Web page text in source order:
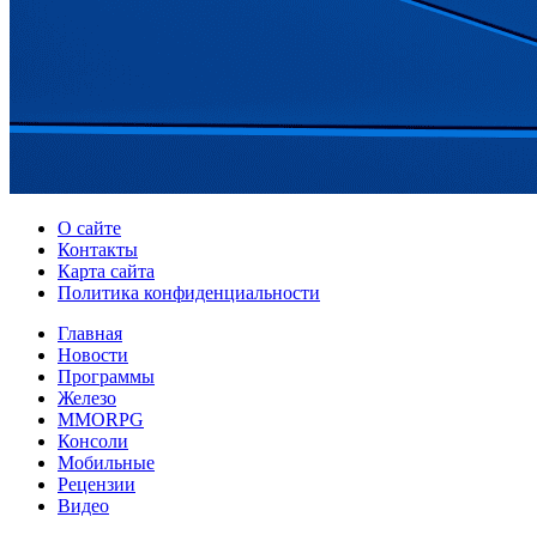
О сайте
Контакты
Карта сайта
Политика конфиденциальности
Главная
Новости
Программы
Железо
MMORPG
Консоли
Мобильные
Рецензии
Видео